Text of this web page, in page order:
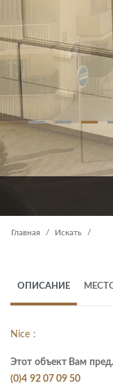
Главная Искать
ОПИСАНИЕ
Nice :
Этот объект Вам
(0)4 92 07 09 50